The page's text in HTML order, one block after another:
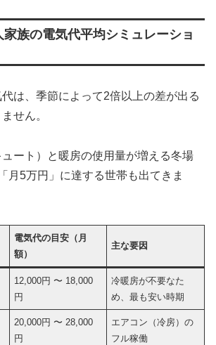
家族の電気代平均シミュレーショ
は、季節によって2倍以上の差が出る
せん。
ート）と暖房の使用量が増える冬場
月5万円」に達する世帯も出てきま
電気代の目安（月
額）
主な要因
12,000円 〜 18,000
円
冷暖房が不要なた
め、最も安い時期
20,000円 〜 28,000
円
エアコン（冷房）の
フル稼働